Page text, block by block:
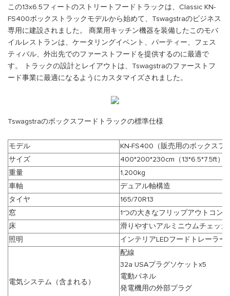
この13x6.5フィートのストリートフードトラックは、Classic KN-
FS400ボックストラックモデルから始めて、Tswagstraのビジネス
専用に建設されました。 商業用キッチン機器を装備したこのモバ
イルレストランは、ケータリングイベント、パーティー、フェス
ティバル、外出先でのファーストフードを提供するのに最適で
す。 トラックの設計とレイアウトは、Tswagstraのファーストフ
ード事業に最適になるようにカスタマイズされました。
Tswagstraのボックスフードトラックの標準仕様
モデル
KN-FS400（販売用のボックスフ
サイズ
400*200*230cm（13*6.5*7.5ft）
重量
1,200kg
車軸
デュアル軸構造
タイヤ
165/70R13
窓
1つの大きなフリップアウトコン
床
滑りやすいアルミニウムチェッカ
照明
インテリアLEDフードトレーラー
電気システム（含まれる）
配線
32a USAプラグソケットx5
電動パネル
発電機用の外部プラグ